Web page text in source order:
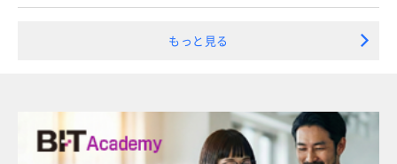
もっと見る